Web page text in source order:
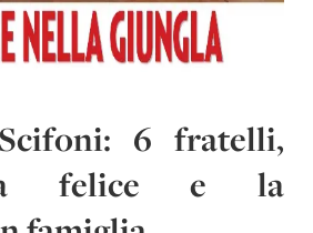
6 fratelli,
felice e la